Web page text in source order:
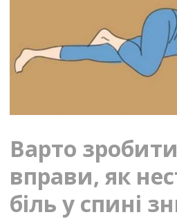
Варто
вправи, як
біль у спині